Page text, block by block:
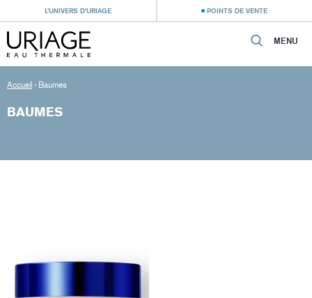
L’UNIVERS D’URIAGE POINTS DE VENTE
MENU
Accueil › Baumes
BAUMES